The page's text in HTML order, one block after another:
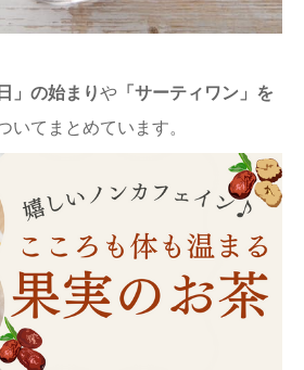
」の始まりや 「サーティワン」を
いてまとめています。